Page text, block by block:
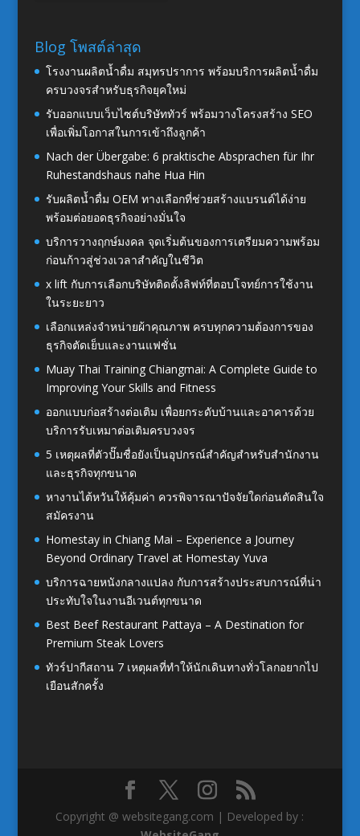
Blog โพสต์ล่าสุด
โรงงานผลิตน้ำดื่ม สมุทรปราการ พร้อมบริการผลิตน้ำดื่ม
ครบวงจรสำหรับธุรกิจยุคใหม่
รับออกแบบเว็บไซต์บริษัททัวร์ พร้อมวางโครงสร้าง SEO
เพื่อเพิ่มโอกาสในการเข้าถึงลูกค้า
Nach der Übergabe: 6 praktische Absprachen für Ihr
Ruhestandshaus nahe Hua Hin
รับผลิตน้ำดื่ม OEM ทางเลือกที่ช่วยสร้างแบรนด์ได้ง่าย
พร้อมต่อยอดธุรกิจอย่างมั่นใจ
บริการวางฤกษ์มงคล จุดเริ่มต้นของการเตรียมความพร้อม
ก่อนก้าวสู่ช่วงเวลาสำคัญในชีวิต
x lift กับการเลือกบริษัทติดตั้งลิฟท์ที่ตอบโจทย์การใช้งาน
ในระยะยาว
เลือกแหล่งจำหน่ายผ้าคุณภาพ ครบทุกความต้องการของ
ธุรกิจตัดเย็บและงานแฟชั่น
Muay Thai Training Chiangmai: A Complete Guide to
Improving Your Skills and Fitness
ออกแบบก่อสร้างต่อเติม เพื่อยกระดับบ้านและอาคารด้วย
บริการรับเหมาต่อเติมครบวงจร
5 เหตุผลที่ตัวปั๊มชื่อยังเป็นอุปกรณ์สำคัญสำหรับสำนักงาน
และธุรกิจทุกขนาด
หางานไต้หวันให้คุ้มค่า ควรพิจารณาปัจจัยใดก่อนตัดสินใจ
สมัครงาน
Homestay in Chiang Mai – Experience a Journey
Beyond Ordinary Travel at Homestay Yuva
บริการฉายหนังกลางแปลง กับการสร้างประสบการณ์ที่น่า
ประทับใจในงานอีเวนต์ทุกขนาด
Best Beef Restaurant Pattaya – A Destination for
Premium Steak Lovers
ทัวร์ปากีสถาน 7 เหตุผลที่ทำให้นักเดินทางทั่วโลกอยากไป
เยือนสักครั้ง
Copyright @ websitegang.com | Developed by :